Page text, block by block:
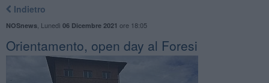
Indietro
NOSnews, Lunedì 06 Dicembre 2021 ore 18:05
Orientamento, open day al Foresi